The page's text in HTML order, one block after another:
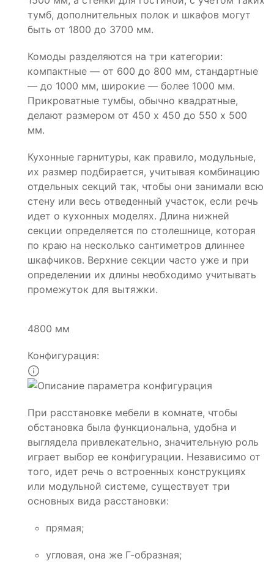
тумб, дополнительных полок и шкафов могут
быть от 1800 до 3700 мм.
Комоды разделяются на три категории:
компактные — от 600 до 800 мм, стандартные
— до 1000 мм, широкие — более 1000 мм.
Прикроватные тумбы, обычно квадратные,
делают размером от 450 х 450 до 550 х 500
мм.
Кухонные гарнитуры, как правило, модульные,
их размер подбирается, учитывая комбинацию
отдельных секций так, чтобы они занимали всю
стену или весь отведенный участок, если речь
идет о кухонных моделях. Длина нижней
секции определяется по столешнице, которая
по краю на несколько сантиметров длиннее
шкафчиков. Верхние секции часто уже и при
определении их длины необходимо учитывать
промежуток для вытяжки.
4800 мм
Конфигурация:
При расстановке мебели в комнате, чтобы
обстановка была функциональна, удобна и
выглядела привлекательно, значительную роль
играет выбор ее конфигурации. Независимо от
того, идет речь о встроенных конструкциях
или модульной системе, существует три
основных вида расстановки:
прямая;
угловая, она же Г-образная;